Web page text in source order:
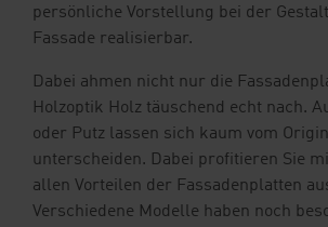
persönliche Vorstellung bei der
Fassade realisierbar.
Dabei ahmen nicht nur die
Holzoptik Holz täuschend echt nach.
oder Putz lassen sich kaum vom
unterscheiden. Dabei profitieren Sie
allen Vorteilen der Fassadenplatten
Verschiedene Modelle haben noch